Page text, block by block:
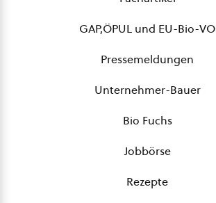
GAP,ÖPUL und EU-Bio-VO
Pressemeldungen
Unternehmer-Bauer
Bio Fuchs
Jobbörse
Rezepte